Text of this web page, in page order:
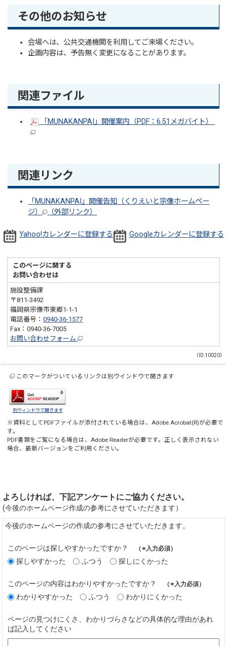
その他のお知らせ
会場へは、公共交通機関を利用してご来場ください。
企画内容は、予告無く変更になることがあります。
関連ファイル
「MUNAKANPAI」開催案内（PDF：6.51メガバイト）
関連リンク
「MUNAKANPAI」開催告知（くりえいと宗像ホームペー
ジ）
（外部リンク）
Yahoo!カレンダーに登録する Googleカレンダーに登録する
このページに関する
お問い合わせは
施設整備課
〒811-3492
福岡県宗像市東郷1-1-1
電話番号：0940-36-1577
Fax：0940-36-7005
お問い合わせフォーム
（ID:10020）
このマークがついているリンクは別ウインドウで開きます
別ウィンドウで開きます
※資料としてPDFファイルが添付されている場合は、Adobe Acrobat(R)が必要で
す。
PDF書類をご覧になる場合は、Adobe Readerが必要です。正しく表示されない
場合、最新バージョンをご利用ください。